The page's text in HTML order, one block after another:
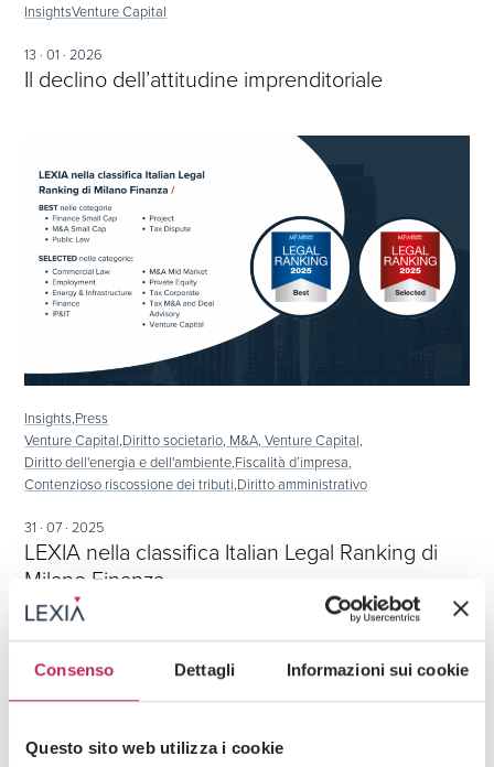
Consenso Dettagli Informazioni sui cookie
Questo sito web utilizza i cookie
InsightsVenture Capital
13 · 01 · 2026
Il declino dell’attitudine imprenditoriale
Insights,Press
Venture Capital,Diritto societario, M&A, Venture Capital,
Diritto dell'energia e dell'ambiente,Fiscalità d’impresa,
Contenzioso riscossione dei tributi,Diritto amministrativo
31 · 07 · 2025
LEXIA nella classifica Italian Legal Ranking di
Milano Finanza